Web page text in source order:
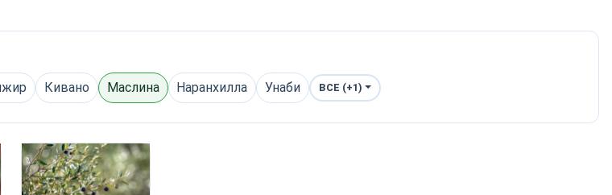
Кивано Маслина Наранхилла Унаби ВСЕ (+1)